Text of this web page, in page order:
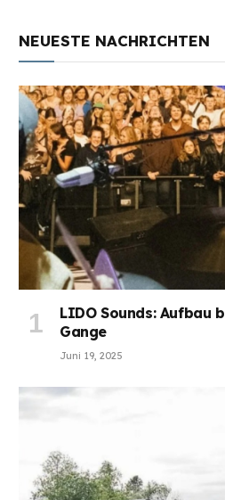
NEUESTE NACHRICHTEN
LIDO Sounds: Aufbau
Gange
Juni 19, 2025